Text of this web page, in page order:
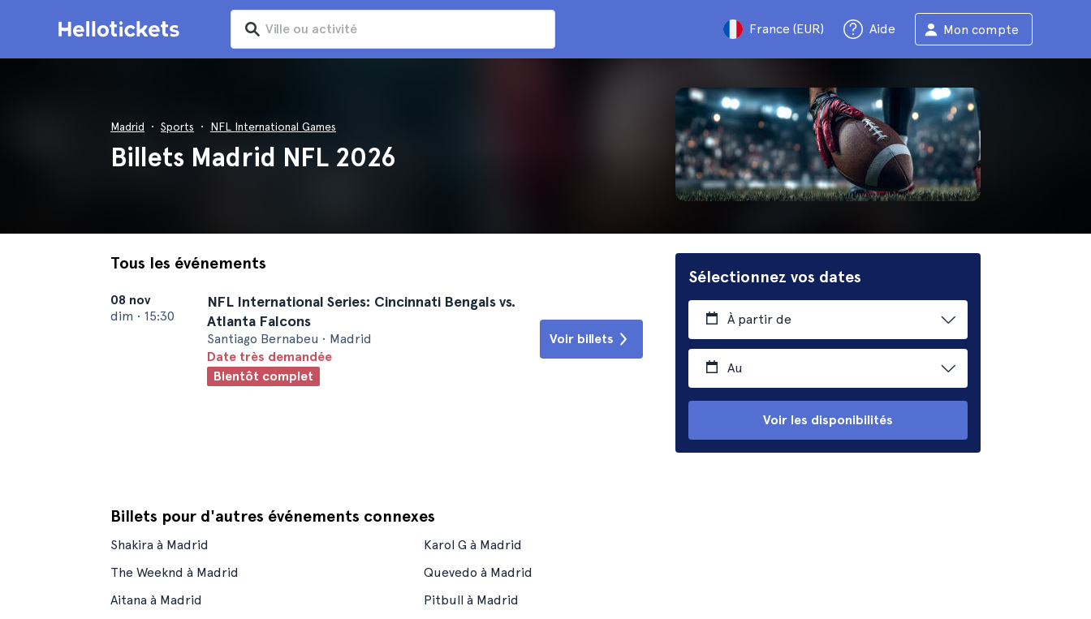
France (EUR) Aide Mon compte
Madrid Sports NFL International Games
Billets Madrid NFL 2026
Sélectionnez vos dates
À partir de
Au
Voir les disponibilités
Tous les événements
08 nov
dim • 15:30
NFL International Series: Cincinnati Bengals vs.
Atlanta Falcons
Santiago Bernabeu • Madrid
Date très demandée
Bientôt complet
Voir billets
Billets pour d'autres événements connexes
Shakira à Madrid
Karol G à Madrid
The Weeknd à Madrid
Quevedo à Madrid
Aitana à Madrid
Pitbull à Madrid